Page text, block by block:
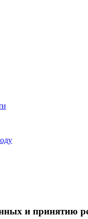
и принятию